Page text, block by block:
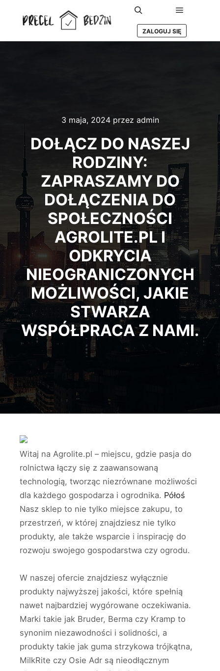
Szukaj Główne
ZALOGUJ SIĘ
3 maja, 2024przez admin
DOŁĄCZ DO NASZEJ
RODZINY:
ZAPRASZAMY DO
DOŁĄCZENIA DO
SPOŁECZNOŚCI
AGROLITE.PL I
ODKRYCIA
NIEOGRANICZONYCH
MOŻLIWOŚCI, JAKIE
STWARZA
WSPÓŁPRACA Z NAMI.
Witaj na Agrolite.pl – miejscu, gdzie pasja do
rolnictwa łączy się z zaawansowaną
technologią, tworząc niezrównane możliwości
dla każdego gospodarza i ogrodnika. Półoś
Nasz sklep to nie tylko miejsce zakupu, to
przestrzeń, w której znajdziesz nie tylko
produkty, ale także wsparcie i inspirację do
rozwoju swojego gospodarstwa czy ogrodu.
W naszej ofercie znajdziesz wyłącznie
produkty najwyższej jakości, które spełnią
nawet najbardziej wygórowane oczekiwania.
Marki takie jak Bruder, Berma czy Kramp to
synonim niezawodności i solidności, a
produkty takie jak guma strzykowa trójkątna,
MilkRite czy Osie Adr są nieodłącznym